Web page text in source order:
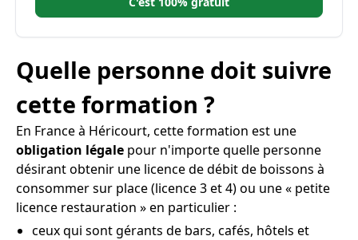
Quelle personne doit suivre
cette formation ?
En France à Héricourt, cette formation est une
obligation légale pour n'importe quelle personne
désirant obtenir une licence de débit de boissons à
consommer sur place (licence 3 et 4) ou une « petite
licence restauration » en particulier :
ceux qui sont gérants de bars, cafés, hôtels et